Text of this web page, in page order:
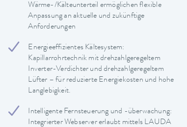
Wärme-/Kälteunterteil ermöglichen flexible
Anpassung an aktuelle und zukünftige
Anforderungen
Energieeffizientes Kältesystem:
Kapillarrohrtechnik mit drehzahlgeregeltem
Inverter-Verdichter und drehzahlgeregeltem
Lüfter – für reduzierte Energiekosten und hohe
Langlebigkeit.
Intelligente Fernsteuerung und -überwachung:
Integrierter Webserver erlaubt mittels LAUDA